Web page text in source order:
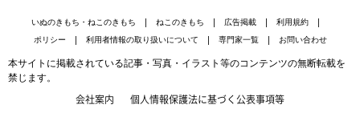
いぬのきもち・ねこのきもち ねこのきもち 広告掲載
利用規約
ポリシー
利用者情報の取り扱いについて 専門家一覧 お問い合わせ
本サイトに掲載されている記事・写真・イラスト等のコンテンツの無断転載を
禁じます。
会社案内 個人情報保護法に基づく公表事項等